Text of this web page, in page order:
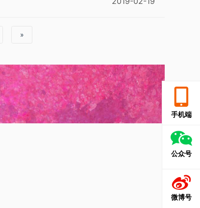
»
手机端
公众号
微博号